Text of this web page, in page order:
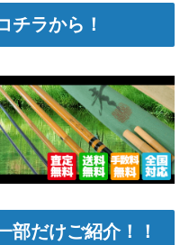
チラから！
部だけご紹介！！